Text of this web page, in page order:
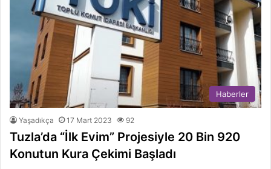
Haberler
Yaşadıkça 17 Mart 2023 92
Tuzla’da “İlk Evim” Projesiyle 20 Bin 920
Konutun Kura Çekimi Başladı